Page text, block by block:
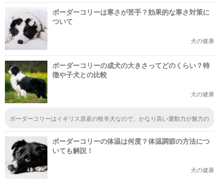
ではないことも…。風邪を引かないようにしっかりと対策しておきたいです
ボーダーコリーは寒さが苦手？効果的な寒さ対策に
ついて
犬の健康
ボーダーコリーの成犬の大きさってどのくらい？特
徴や子犬との比較
犬の健康
ボーダーコリーはイギリス原産の牧羊犬なので、かなり高い運動力が魅力の
ですね。肥満体質になると健康面だけではなく、怪我にもなりやすいので注
意ですね。
ボーダーコリーの体温は何度？体温調節の方法につ
いても解説！
犬の健康